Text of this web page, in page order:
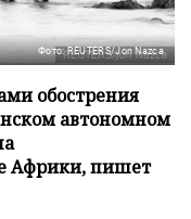
Фото: REUTERS/Jon Nazca
обострения
автономном
Африки, пишет